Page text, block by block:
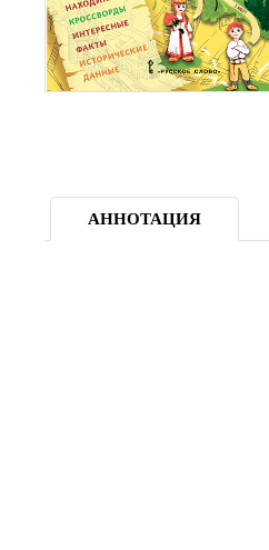
АННОТАЦИЯ